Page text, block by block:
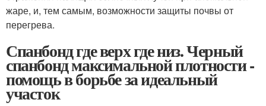
жаре, и, тем самым, возможности защиты почвы от
перегрева.
Спанбонд где верх где низ. Черный
спанбонд максимальной плотности -
помощь в борьбе за идеальный
участок